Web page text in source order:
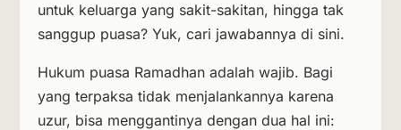
untuk keluarga yang sakit-sakitan, hingga tak
sanggup puasa? Yuk, cari jawabannya di sini.
Hukum puasa Ramadhan adalah wajib. Bagi
yang terpaksa tidak menjalankannya karena
uzur, bisa menggantinya dengan dua hal ini: